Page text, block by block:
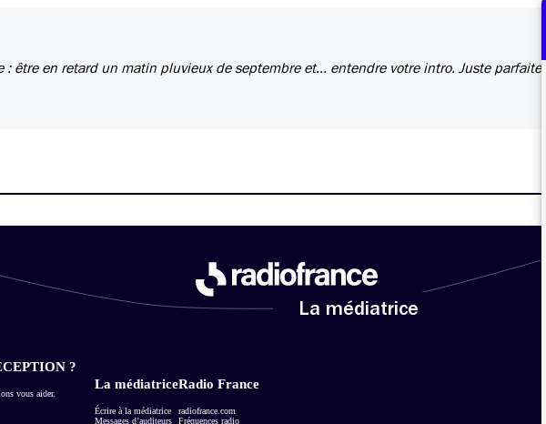
être en retard un matin pluvieux de septembre et... entendre votre intro. Juste parfaite...
La médiatrice
?
vous aider.
La médiatrice
Écrire à la médiatrice
Messages d’auditeurs
Radio France
radiofrance.com
Fréquences radio